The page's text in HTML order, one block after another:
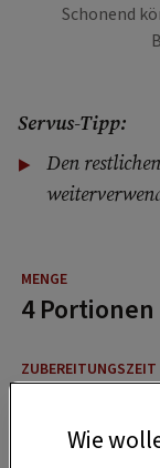
Schonend
Servus-Tipp:
Den
4 Portionen
Wie